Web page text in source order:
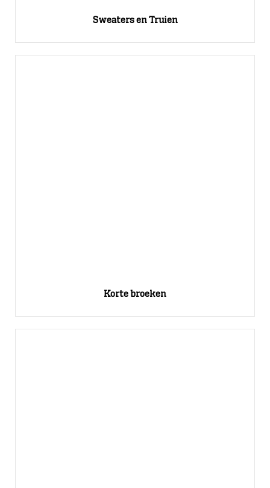
Sweaters en Truien
Korte broeken